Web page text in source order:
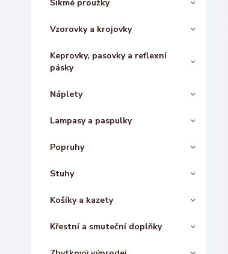
Šikmé proužky
Vzorovky a krojovky
Keprovky, pasovky a reflexní
pásky
Náplety
Lampasy a paspulky
Popruhy
Stuhy
Košíky a kazety
Křestní a smuteční doplňky